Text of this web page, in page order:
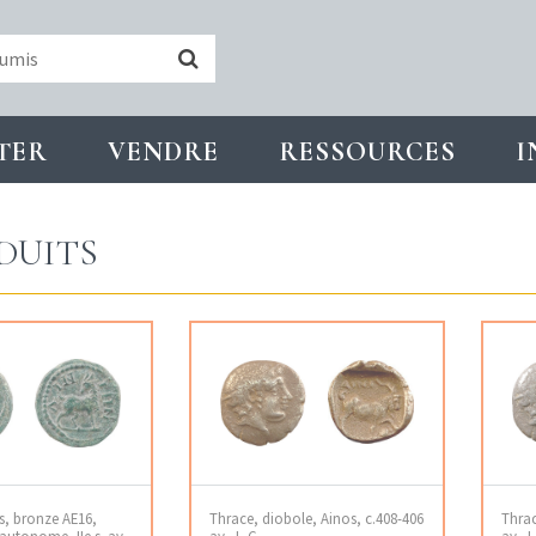
VENDRE RESSOURCES
bronze AE16,
Thrace, diobole, Ainos, c.408-406